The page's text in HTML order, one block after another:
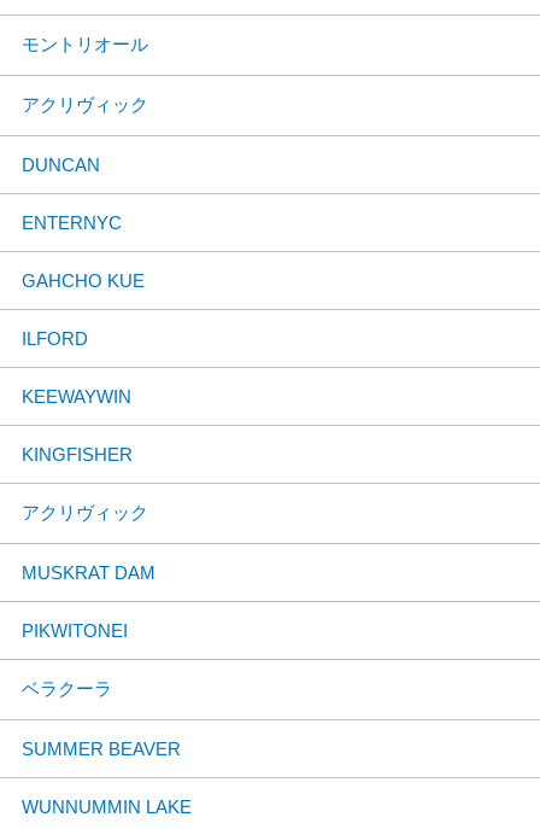
モントリオール
アクリヴィック
DUNCAN
ENTERNYC
GAHCHO KUE
ILFORD
KEEWAYWIN
KINGFISHER
アクリヴィック
MUSKRAT DAM
PIKWITONEI
ベラクーラ
SUMMER BEAVER
WUNNUMMIN LAKE